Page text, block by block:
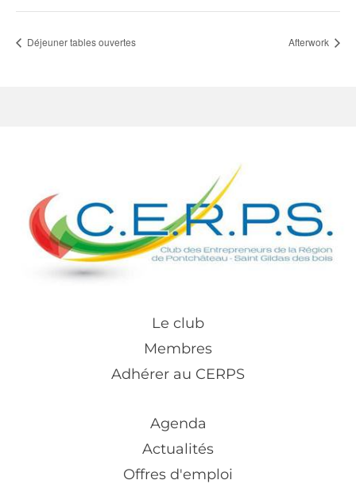
Déjeuner tables ouvertes Afterwork
Le club
Membres
Adhérer au CERPS
Agenda
Actualités
Offres d'emploi